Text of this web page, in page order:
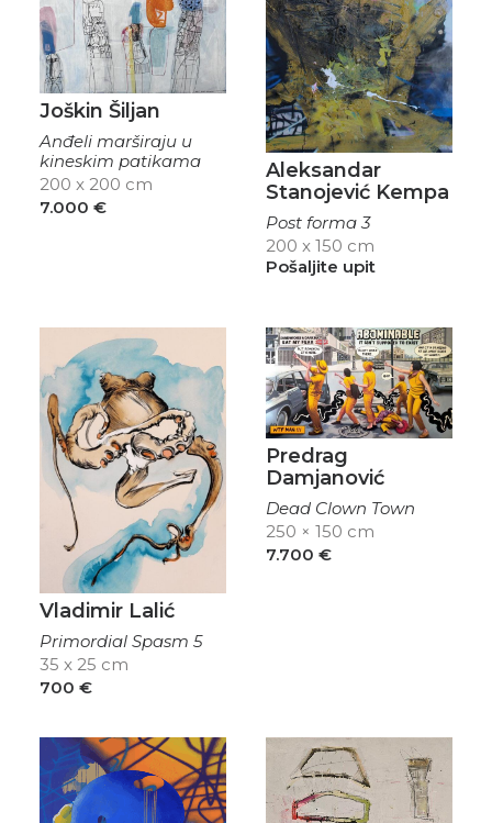
Joškin Šiljan
Anđeli marširaju u
kineskim patikama
200 x 200 cm
7.000 €
Aleksandar
Stanojević Kempa
Post forma 3
200 x 150 cm
Pošaljite upit
Vladimir Lalić
Primordial Spasm 5
35 x 25 cm
700 €
Predrag
Damjanović
Dead Clown Town
250 × 150 cm
7.700 €